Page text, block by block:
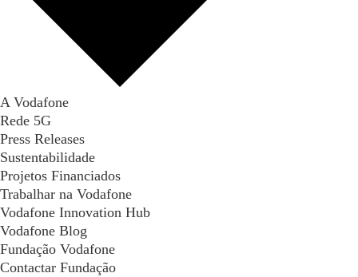
A Vodafone
Rede 5G
Press Releases
Sustentabilidade
Projetos Financiados
Trabalhar na Vodafone
Vodafone Innovation Hub
Vodafone Blog
Fundação Vodafone
Contactar Fundação